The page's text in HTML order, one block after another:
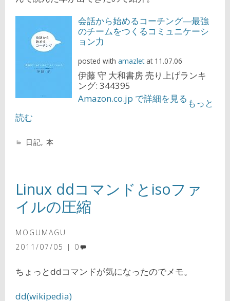
会話から始めるコーチング―最強
のチームをつくるコミュニケーシ
ョン力
posted with amazletat 11.07.06
伊藤 守 大和書房 売り上げランキ
ング: 344395
Amazon.co.jp で詳細を見る もっと
読む
日記, 本
Linux ddコマンドとisoファ
イルの圧縮
MOGUMAGU
2011/07/05
0
ちょっとddコマンドが気になったのでメモ。
dd(wikipedia)